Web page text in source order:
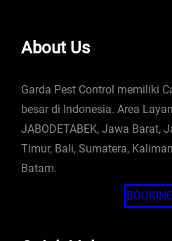
About Us
Garda Pest Control memiliki
besar di Indonesia. Area
JABODETABEK, Jawa Barat,
Timur, Bali, Sumatera,
Batam.